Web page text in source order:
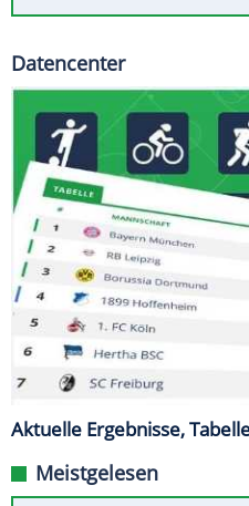
Datencenter
Aktuelle Ergebnisse,
Meistgelesen